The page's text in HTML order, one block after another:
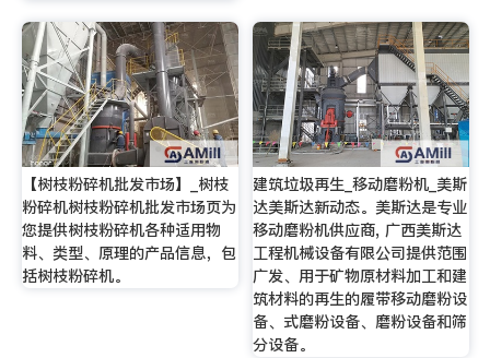
【树枝粉碎机批发市场】_树枝
粉碎机树枝粉碎机批发市场页为
您提供树枝粉碎机各种适用物
料、类型、原理的产品信息，包
括树枝粉碎机。
建筑垃圾再生_移动磨粉机_美斯
达美斯达新动态。美斯达是专业
移动磨粉机供应商, 广西美斯达
工程机械设备有限公司提供范围
广发、用于矿物原材料加工和建
筑材料的再生的履带移动磨粉设
备、式磨粉设备、磨粉设备和筛
分设备。